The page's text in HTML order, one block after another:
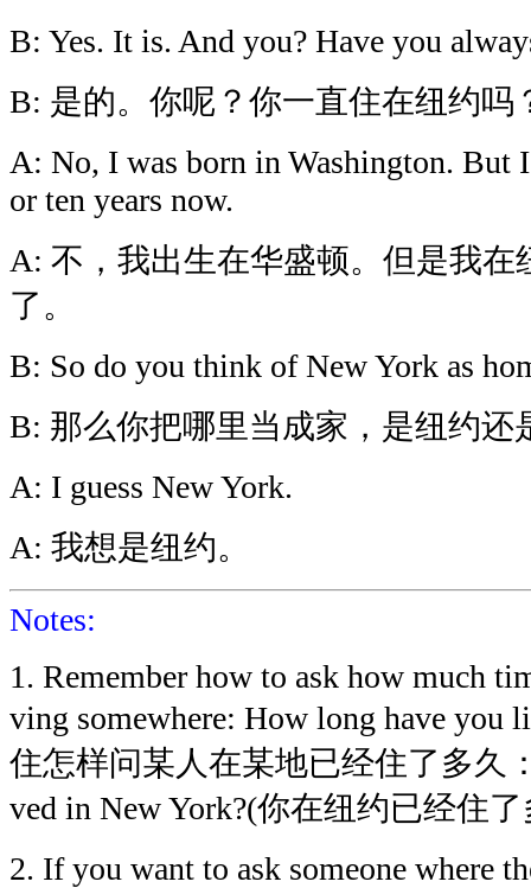
B: Yes. It is. And you? Have you
B: 是的。你呢？你一直住在纽约吗
A: No, I was born in Washington. But
or ten years now.
A: 不，我出生在华盛顿。但是我在
了。
B: So do you think of New York as
B: 那么你把哪里当成家，是纽约还
A: I guess New York.
A: 我想是纽约。
Notes:
1. Remember how to ask how much
ving somewhere: How long have you
住怎样问某人在某地已经住了多久
ved in New York?(你在纽约已经住
2. If you want to ask someone where